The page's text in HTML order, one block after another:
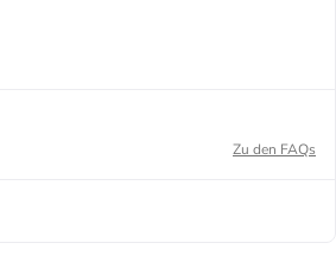
Zu den FAQs